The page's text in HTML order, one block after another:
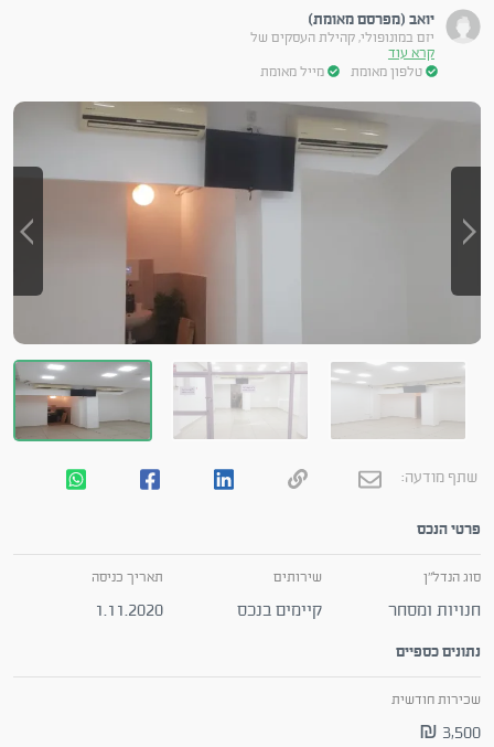
יואב (מפרסם מאומת)
יזם במונופולי, קהילת העסקים של
קרא עוד
טלפון מאומת
מייל מאומת
שתף מודעה:
פרטי הנכס
סוג הנדל"ן
חנויות ומסחר
שירותים
קיימים בנכס
תאריך כניסה
1.11.2020
נתונים כספיים
שכירות חודשית
3,500 ₪